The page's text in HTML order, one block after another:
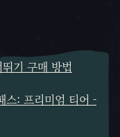
기 구매 방법
스: 프리미엄 티어 -